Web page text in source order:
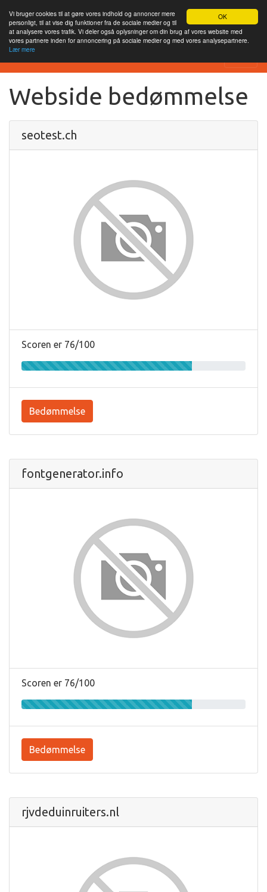
OK
Vi bruger cookies til at gøre vores indhold og annoncer mere
personligt, til at vise dig funktioner fra de sociale medier og til
at analysere vores trafik. Vi deler også oplysninger om din brug af vores website med
vores partnere inden for annoncering på sociale medier og med vores analysepartnere.
Lær mere
SEO Analytics
Webside bedømmelse
seotest.ch
Scoren er 76/100
Bedømmelse
fontgenerator.info
Scoren er 76/100
Bedømmelse
rjvdeduinruiters.nl